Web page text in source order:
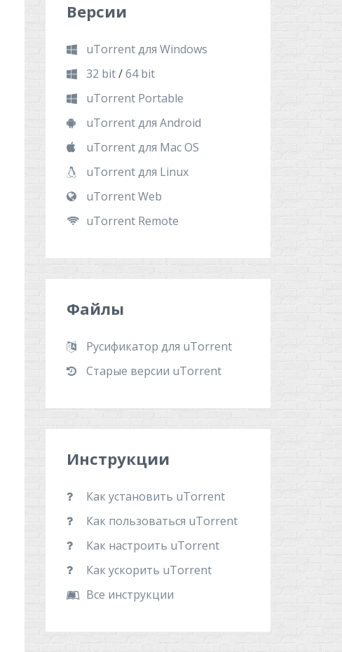
Версии
uTorrent для Windows
32 bit/64 bit
uTorrent Portable
uTorrent для Android
uTorrent для Mac OS
uTorrent для Linux
uTorrent Web
uTorrent Remote
Файлы
Русификатор для uTorrent
Старые версии uTorrent
Инструкции
Как установить uTorrent
Как пользоваться uTorrent
Как настроить uTorrent
Как ускорить uTorrent
Все инструкции